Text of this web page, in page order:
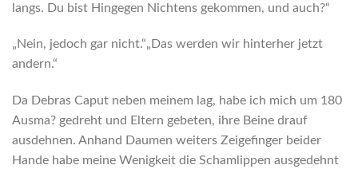
langs. Du bist Hingegen Nichtens gekommen, und auch?“
„Nein, jedoch gar nicht.“„Das werden wir hinterher jetzt
andern.“
Da Debras Caput neben meinem lag, habe ich mich um 180
Ausma? gedreht und Eltern gebeten, ihre Beine drauf
ausdehnen. Anhand Daumen weiters Zeigefinger beider
Hande habe meine Wenigkeit die Schamlippen ausgedehnt